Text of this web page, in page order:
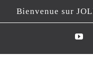
Passer
au
Bienvenue sur